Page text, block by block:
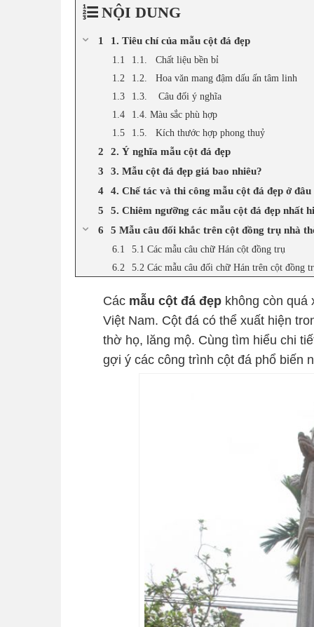
NỘI DUNG
1. Tiêu chí của mẫu cột đá đẹp
1.1. Chất liệu bền bỉ
1.2. Hoa văn mang đậm dấu ấn tâm linh
1.3. Câu đối ý nghĩa
1.4. Màu sắc phù hợp
1.5. Kích thước hợp phong thuỷ
2. Ý nghĩa mẫu cột đá đẹp
3. Mẫu cột đá đẹp giá bao nhiêu?
4. Chế tác và thi công mẫu cột đá đẹp ở
5. Chiêm ngưỡng các mẫu cột đá đẹp nhất
5 Mẫu câu đối khắc trên cột đồng trụ nhà
5.1 Các mẫu câu chữ Hán cột đồng trụ
5.2 Các mẫu câu đối chữ Hán trên cột đồng
Các mẫu cột đá đẹp không còn
Việt Nam. Cột đá có thể xuất hiện
thờ họ, lăng mộ. Cùng tìm hiểu chi
gợi ý các công trình cột đá phổ biến